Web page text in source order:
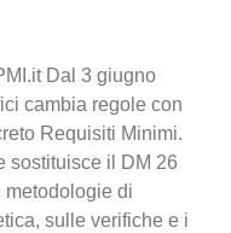
Dal 3 giugno
cambia regole con
Requisiti Minimi.
sostituisce il DM 26
di
sulle verifiche e i